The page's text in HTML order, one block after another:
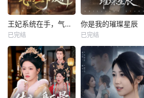
王妃系统在手，气的王爷发抖
已完结
你是我的璀璨星辰
已完结